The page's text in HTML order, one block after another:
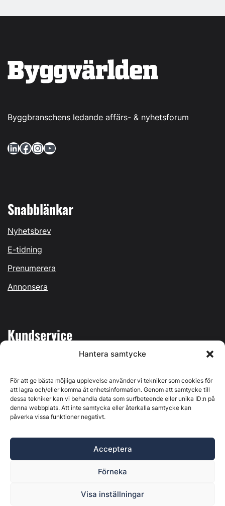
Hantera samtycke
För att ge bästa möjliga upplevelse använder vi tekniker som cookies för
att lagra och/eller komma åt enhetsinformation. Genom att samtycke till
dessa tekniker kan vi behandla data som surfbeteende eller unika ID:n på
denna webbplats. Att inte samtycka eller återkalla samtycke kan
påverka vissa funktioner negativt.
Acceptera
Förneka
Visa inställningar
Byggbranschens ledande affärs- & nyhetsforum
LinkedIn Facebook InstagramYouTube
Snabblänkar
Nyhetsbrev
E-tidning
Prenumerera
Annonsera
Kundservice
Kontakta oss
Östernäsvägen 1, 827 32 Ljusdal, org.nr: 556625-6425 -
Ansvarig utgivare: Henrik Ekberg. Innehållet på denna
webbplats är upphovsrättsligt skyddat. Ange källa vid citering.
Byggvärlden är en del avMarknadsdatagruppen
Policy för datahantering, integritet och cookies